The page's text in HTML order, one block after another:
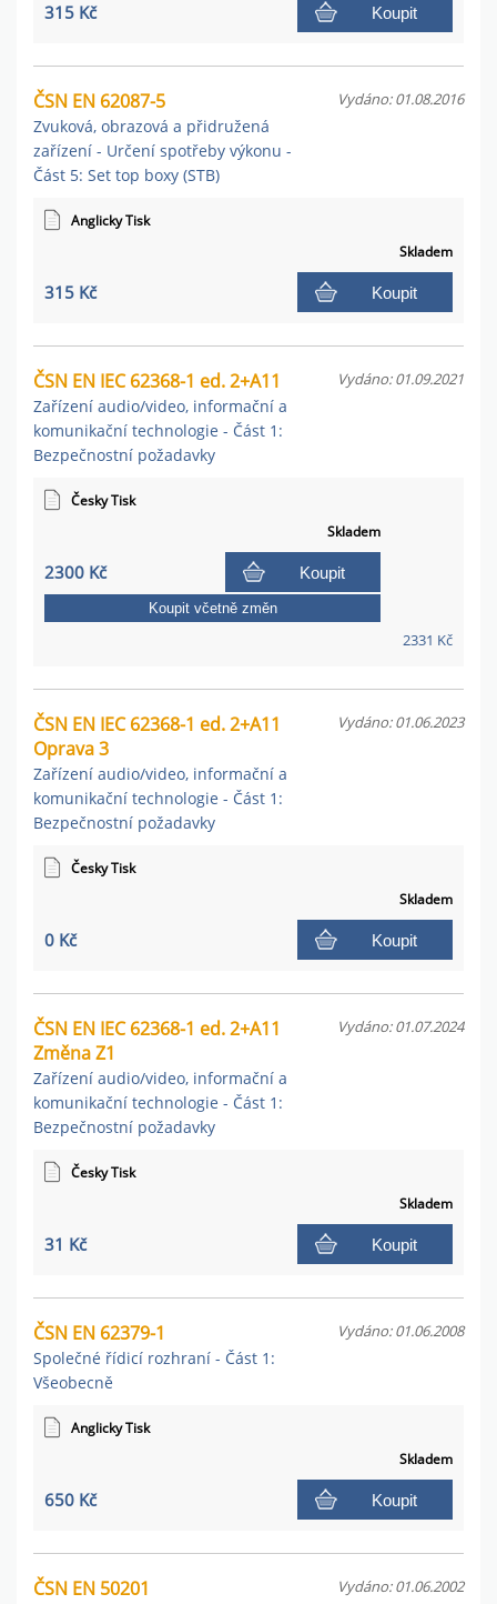
315 Kč Koupit
ČSN EN 62087-5
Zvuková, obrazová a přidružená
zařízení - Určení spotřeby výkonu -
Část 5: Set top boxy (STB)
Vydáno: 01.08.2016
Anglicky Tisk
Skladem
315 Kč Koupit
ČSN EN IEC 62368-1 ed. 2+A11
Zařízení audio/video, informační a
komunikační technologie - Část 1:
Bezpečnostní požadavky
Vydáno: 01.09.2021
Česky Tisk
Skladem
2300 Kč Koupit
2331 Kč
Koupit včetně změn
ČSN EN IEC 62368-1 ed. 2+A11
Oprava 3
Zařízení audio/video, informační a
komunikační technologie - Část 1:
Bezpečnostní požadavky
Vydáno: 01.06.2023
Česky Tisk
Skladem
0 Kč Koupit
ČSN EN IEC 62368-1 ed. 2+A11
Změna Z1
Zařízení audio/video, informační a
komunikační technologie - Část 1:
Bezpečnostní požadavky
Vydáno: 01.07.2024
Česky Tisk
Skladem
31 Kč Koupit
ČSN EN 62379-1
Společné řídicí rozhraní - Část 1:
Všeobecně
Vydáno: 01.06.2008
Anglicky Tisk
Skladem
650 Kč Koupit
ČSN EN 50201 Vydáno: 01.06.2002